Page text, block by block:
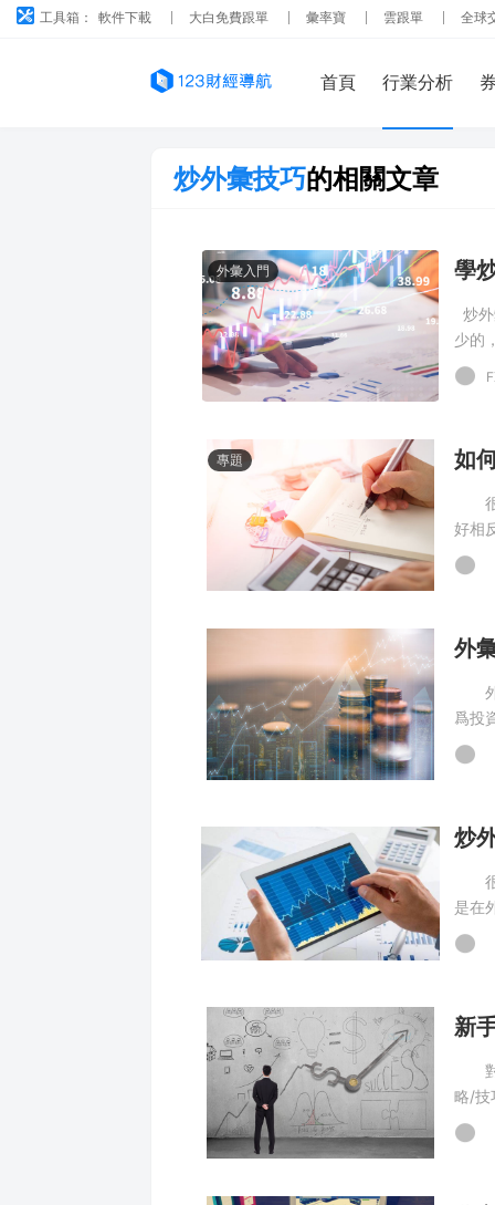
工具箱： 軟件下載 大白免費跟單 彙率寶 雲跟單 全球
首頁 行業分析
炒外彙技巧的相關文章
外彙入門 學
炒
少的
關鍵
基本
專題
很
好相
爲身
外
外
爲投
上慢
很
是在
要的
對
略/技
交易